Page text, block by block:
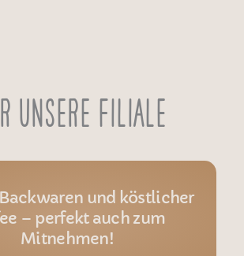
unserE Filiale
und köstlicher
– perfekt auch zum
Mitnehmen!